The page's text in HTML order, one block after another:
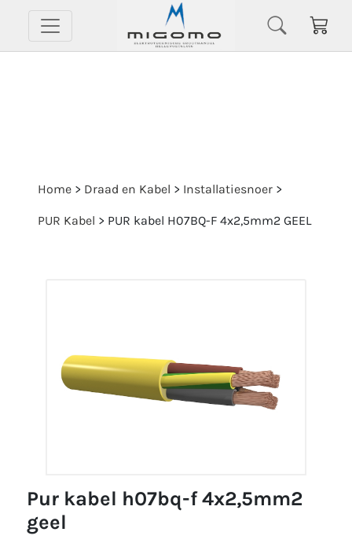
Home > Draad en Kabel > Installatiesnoer >
PUR Kabel > PUR kabel H07BQ-F 4x2,5mm2 GEEL
pur kabel h07bq-f 4x2,5mm2
geel